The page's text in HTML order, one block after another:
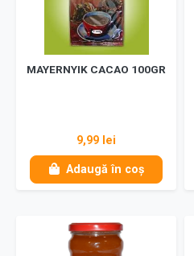
MAYERNYIK CACAO 100GR
9,99 lei
Adaugă în coș